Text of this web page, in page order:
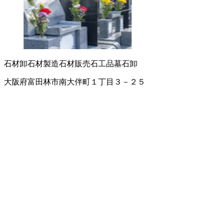
石材卸石材製造石材販売石工品墓石卸
大阪府富田林市南大伴町１丁目３－２５